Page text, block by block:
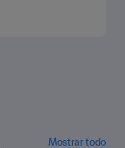
Mostrar todo